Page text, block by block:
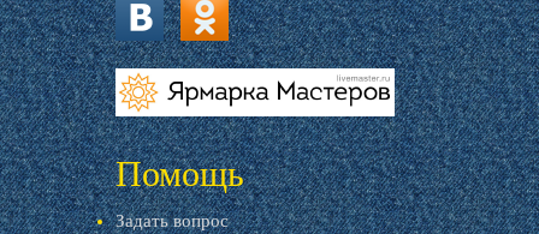
vk.com ok.ru
livemaster.ru
Помощь
Задать вопрос